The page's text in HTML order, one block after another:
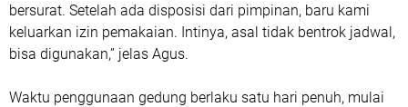
bersurat. Setelah ada disposisi dari pimpinan, baru kami
keluarkan izin pemakaian. Intinya, asal tidak bentrok jadwal,
bisa digunakan,” jelas Agus.
Waktu penggunaan gedung berlaku satu hari penuh, mulai